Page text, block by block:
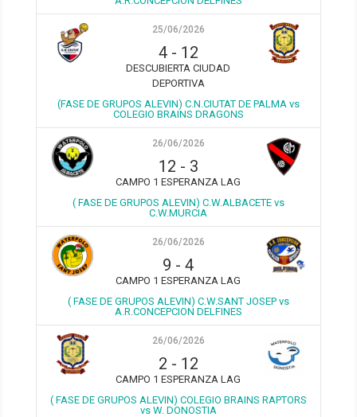
25/06/2026
4- 12
DESCUBIERTA CIUDAD
DEPORTIVA
(FASE DE GRUPOS ALEVIN) C.N.CIUTAT DE PALMA vs
COLEGIO BRAINS DRAGONS
26/06/2026
12 - 3
CAMPO 1 ESPERANZA LAG
( FASE DE GRUPOS ALEVIN) C.W.ALBACETE vs
C.W.MURCIA
26/06/2026
9 -4
CAMPO 1 ESPERANZA LAG
( FASE DE GRUPOS ALEVIN) C.W.SANT JOSEP vs
A.R.CONCEPCION DELFINES
26/06/2026
2 - 12
CAMPO 1 ESPERANZA LAG
( FASE DE GRUPOS ALEVIN) COLEGIO BRAINS RAPTORS
vs W. DONOSTIA